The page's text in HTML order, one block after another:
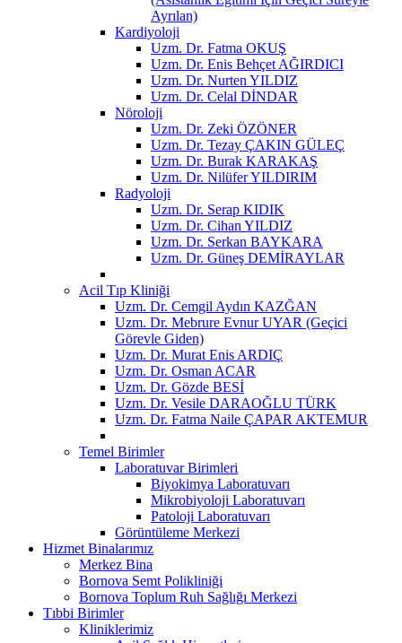
Ayrılan)
Kardiyoloji
Uzm. Dr. Fatma OKUŞ
Uzm. Dr. Enis Behçet AĞIRDICI
Uzm. Dr. Nurten YILDIZ
Uzm. Dr. Celal DİNDAR
Nöroloji
Uzm. Dr. Zeki ÖZÖNER
Uzm. Dr. Tezay ÇAKIN GÜLEÇ
Uzm. Dr. Burak KARAKAŞ
Uzm. Dr. Nilüfer YILDIRIM
Radyoloji
Uzm. Dr. Serap KIDIK
Uzm. Dr. Cihan YILDIZ
Uzm. Dr. Serkan BAYKARA
Uzm. Dr. Güneş DEMİRAYLAR
Acil Tıp Kliniği
Uzm. Dr. Cemgil Aydın KAZĞAN
Uzm. Dr. Mebrure Evnur UYAR (Geçici
Görevle Giden)
Uzm. Dr. Murat Enis ARDIÇ
Uzm. Dr. Osman ACAR
Uzm. Dr. Gözde BESİ
Uzm. Dr. Vesile DARAOĞLU TÜRK
Uzm. Dr. Fatma Naile ÇAPAR AKTEMUR
Temel Birimler
Laboratuvar Birimleri
Biyokimya Laboratuvarı
Mikrobiyoloji Laboratuvarı
Patoloji Laboratuvarı
Görüntüleme Merkezi
Hizmet Binalarımız
Merkez Bina
Bornova Semt Polikliniği
Bornova Toplum Ruh Sağlığı Merkezi
Tıbbi Birimler
Kliniklerimiz